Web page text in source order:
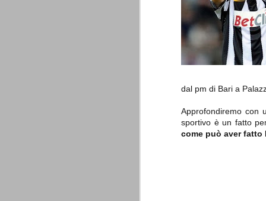
dal pm di Bari a
Approfondiremo con
sportivo è un fatto
come può aver fatto
La Juve meno italiana
Sulle implicazioni anche
relativi criteri di compilazione),
7 (alcuni dei quali utilizzati poco o
La Juventus rimedia una sonora